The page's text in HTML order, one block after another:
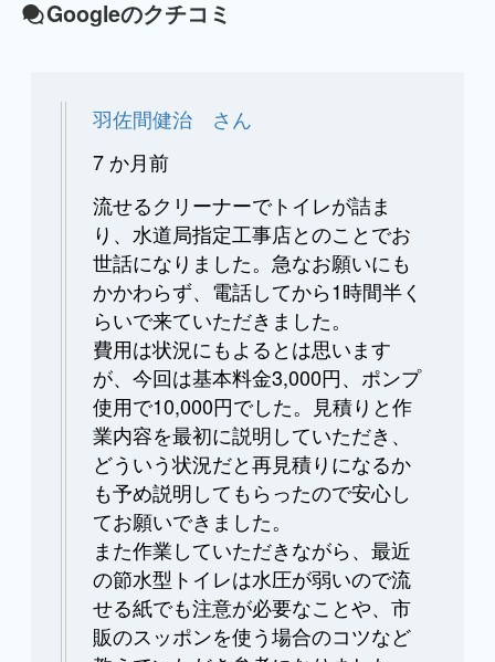
Googleのクチコミ
羽佐間健治 さん
7 か月前
流せるクリーナーでトイレが詰ま
り、水道局指定工事店とのことでお
世話になりました。急なお願いにも
かかわらず、電話してから1時間半く
らいで来ていただきました。
費用は状況にもよるとは思います
が、今回は基本料金3,000円、ポンプ
使用で10,000円でした。見積りと作
業内容を最初に説明していただき、
どういう状況だと再見積りになるか
も予め説明してもらったので安心し
てお願いできました。
また作業していただきながら、最近
の節水型トイレは水圧が弱いので流
せる紙でも注意が必要なことや、市
販のスッポンを使う場合のコツなど